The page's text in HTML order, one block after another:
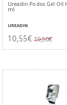
Ureadin Podos Gel Oil
ml
UREADIN
10,55€ 19,50€